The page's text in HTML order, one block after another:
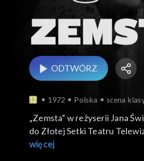
ODTWÓRZ
1972 Polska scena
„Zemsta” w reżyserii Jana
do Złotej Setki Teatru
Arcydzieło
więcej